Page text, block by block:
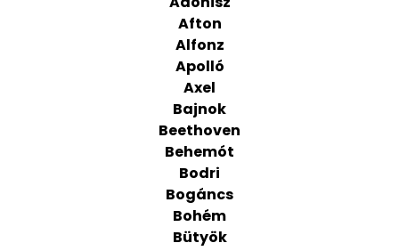
Afton
Alfonz
Apolló
Axel
Bajnok
Beethoven
Behemót
Bodri
Bogáncs
Bohém
Bütyök